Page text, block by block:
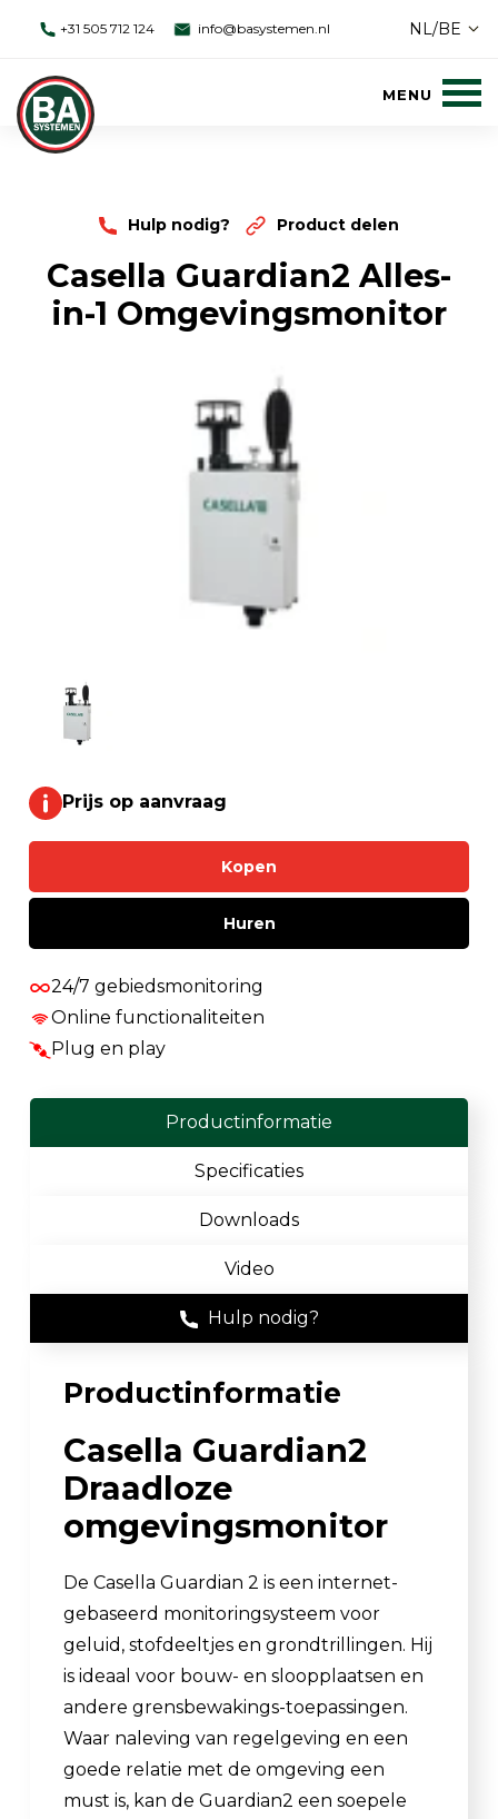
+31 505 712 124 info@basystemen.nl NL/BE
Hulp nodig? Product delen
Casella Guardian2 Alles-
in-1 Omgevingsmonitor
Prijs op aanvraag
Huren
Kopen
24/7 gebiedsmonitoring
Online functionaliteiten
Plug en play
Productinformatie
Specificaties
Downloads
Video
Hulp nodig?
Productinformatie
Casella Guardian2
Draadloze
omgevingsmonitor
De Casella Guardian 2 is een internet-
gebaseerd monitoringsysteem voor
geluid, stofdeeltjes en grondtrillingen. Hij
is ideaal voor bouw- en sloopplaatsen en
andere grensbewakings-toepassingen.
Waar naleving van regelgeving en een
goede relatie met de omgeving een
must is, kan de Guardian2 een soepele